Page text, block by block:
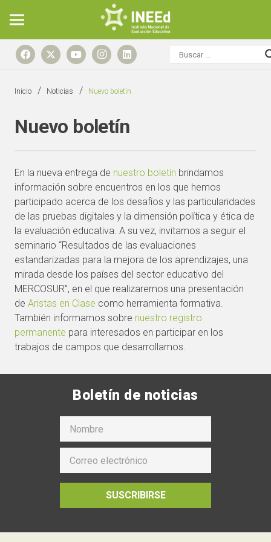
Inicio / Noticias / Nuevo boletín
Nuevo boletín
En la nueva entrega de nuestro boletín brindamos
información sobre encuentros en los que hemos
participado acerca de los desafíos y las particularidades
de las pruebas digitales y la dimensión política y ética de
la evaluación educativa. A su vez, invitamos a seguir el
seminario “Resultados de las evaluaciones
estandarizadas para la mejora de los aprendizajes, una
mirada desde los países del sector educativo del
MERCOSUR”, en el que realizaremos una presentación
de Aristas en Clase como herramienta formativa.
También informamos sobre nuestro registro
permanente para interesados en participar en los
trabajos de campos que desarrollamos.
Boletín de noticias
SUSCRIBIRSE